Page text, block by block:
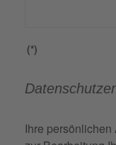
(*)
Ihre